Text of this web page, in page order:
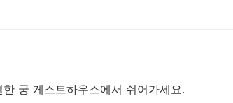
궁 게스트하우스에서 쉬어가세요.